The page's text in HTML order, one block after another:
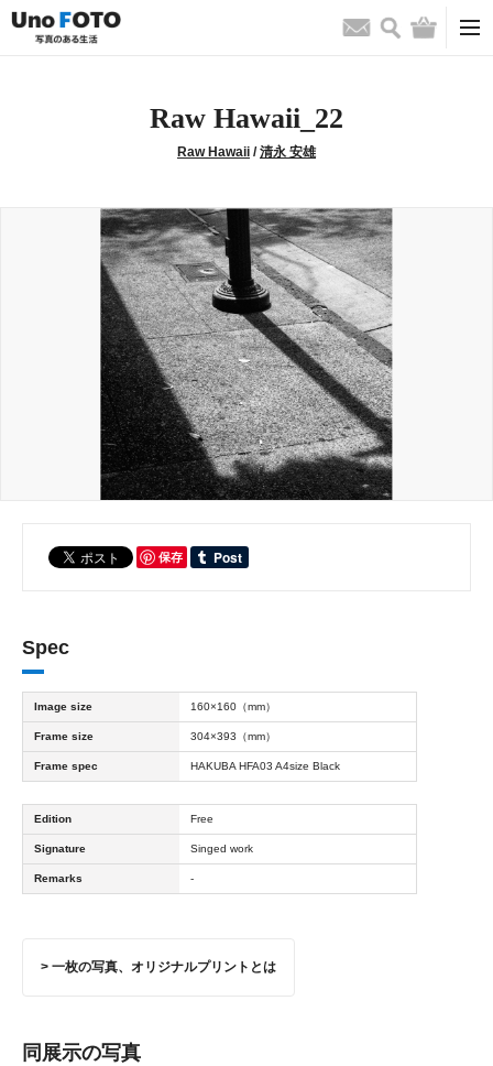
お問い合わせ
検索 バッグ
Raw Hawaii_22
Raw Hawaii /清永 安雄
保存
Spec
Image size 160×160（mm）
Frame size 304×393（mm）
Frame spec HAKUBA HFA03 A4size Black
Edition Free
Signature Singed work
Remarks -
> 一枚の写真、オリジナルプリントとは
同展示の写真